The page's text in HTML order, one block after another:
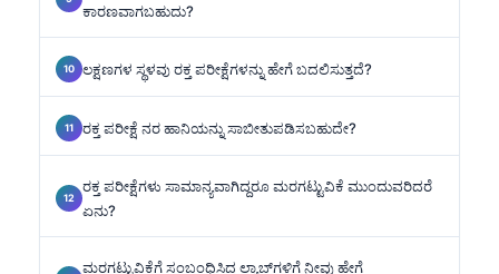
ಕಾರಣವಾಗಬಹುದು?
ಲಕ್ಷಣಗಳ ಸ್ಥಳವು ರಕ್ತ ಪರೀಕ್ಷೆಗಳನ್ನು ಹೇಗೆ ಬದಲಿಸುತ್ತದೆ?
ರಕ್ತ ಪರೀಕ್ಷೆ ನರ ಹಾನಿಯನ್ನು ಸಾಬೀತುಪಡಿಸಬಹುದೇ?
ರಕ್ತ ಪರೀಕ್ಷೆಗಳು ಸಾಮಾನ್ಯವಾಗಿದ್ದರೂ ಮರಗಟ್ಟುವಿಕೆ ಮುಂದುವರಿದರೆ
ಏನು?
ಮರಗಟ್ಟುವಿಕೆಗೆ ಸಂಬಂಧಿಸಿದ ಲ್ಯಾಬ್‌ಗಳಿಗೆ ನೀವು ಹೇಗೆ